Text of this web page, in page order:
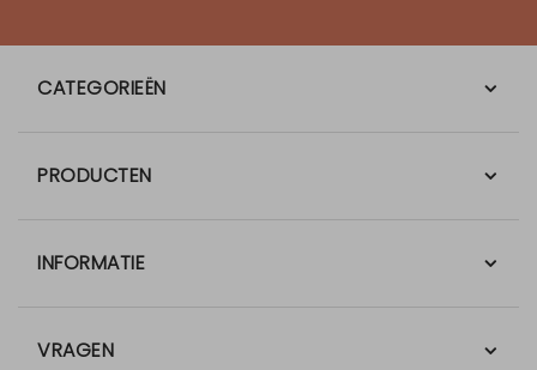
CATEGORIEËN
PRODUCTEN
INFORMATIE
VRAGEN